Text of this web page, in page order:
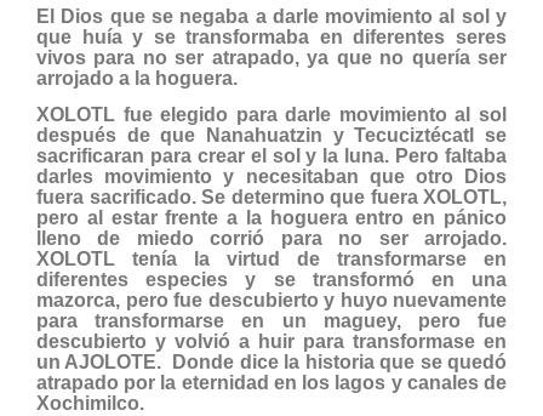
El Dios que se negaba a darle movimiento al sol y
que huía y se transformaba en diferentes seres
vivos para no ser atrapado, ya que no quería ser
arrojado a la hoguera.
XOLOTL fue elegido para darle movimiento al sol
después de que Nanahuatzin y Tecuciztécatl se
sacrificaran para crear el sol y la luna. Pero faltaba
darles movimiento y necesitaban que otro Dios
fuera sacrificado. Se determino que fuera XOLOTL,
pero al estar frente a la hoguera entro en pánico
lleno de miedo corrió para no ser arrojado.
XOLOTL tenía la virtud de transformarse en
diferentes especies y se transformó en una
mazorca, pero fue descubierto y huyo nuevamente
para transformarse en un maguey, pero fue
descubierto y volvió a huir para transformase en
un AJOLOTE. Donde dice la historia que se quedó
atrapado por la eternidad en los lagos y canales de
Xochimilco.